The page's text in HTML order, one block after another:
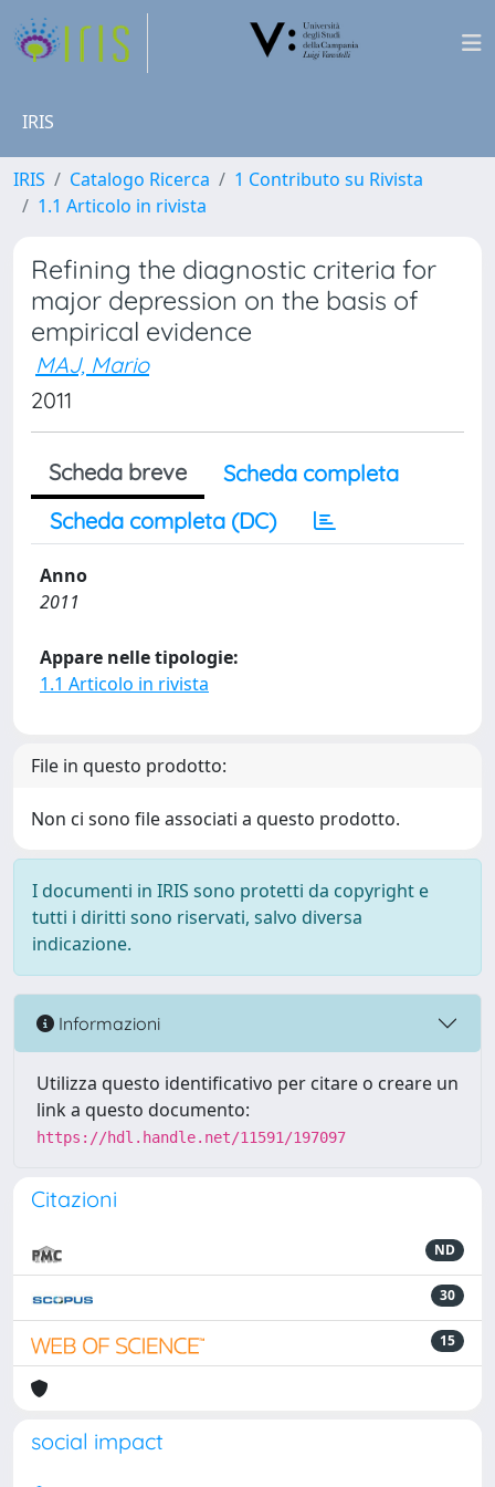
IRIS
IRIS Catalogo Ricerca
1 Contributo su Rivista
1.1 Articolo in rivista
Refining the diagnostic criteria for
major depression on the basis of
empirical evidence
MAJ, Mario
2011
Scheda breve
Scheda completa
Scheda completa (DC)
Anno
2011
Appare nelle tipologie:
1.1 Articolo in rivista
File in questo prodotto:
Non ci sono file associati a questo prodotto.
I documenti in IRIS sono protetti da copyright e
tutti i diritti sono riservati, salvo diversa
indicazione.
Informazioni
Utilizza questo identificativo per citare o creare un
link a questo documento:
https://hdl.handle.net/11591/197097
Citazioni
ND
30
15
social impact